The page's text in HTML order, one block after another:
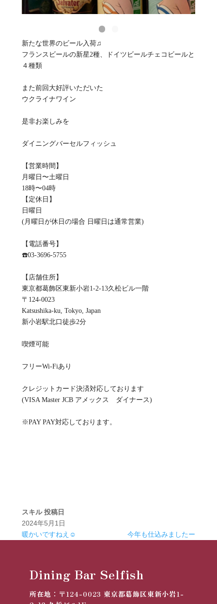
新たな世界のビール入荷♫
フランスビールの新星2種、ドイツビールチェコビールと
４種類
また前回大好評いただいた
ウクライナワイン
是非お楽しみを
ダイニングバーセルフィッシュ
【営業時間】
月曜日〜土曜日
18時〜04時
【定休日】
日曜日
(月曜日が休日の場合 日曜日は通常営業)
【電話番号】
☎️03-3696-5755
【店舗住所】
東京都葛飾区東新小岩1-2-13久松ビル一階
〒124-0023
Katsushika-ku, Tokyo, Japan
新小岩駅北口徒歩2分
喫煙可能
フリーWi-Fiあり
クレジットカード決済対応しております
(VISA Master JCB アメックス ダイナース)
※PAY PAY対応しております。
スキル 投稿日
2024年5月1日
暖かいですねえ☺️
今年も仕込みましたー
Dining Bar Selfish
所在地： 〒124-0023 東京都葛飾区東新小岩1-